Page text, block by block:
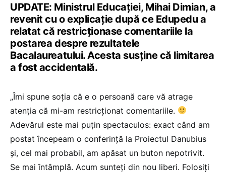
UPDATE: Ministrul Educației, Mihai Dimian, a
revenit cu o explicație după ce Edupedu a
relatat că restricționase comentariile la
postarea despre rezultatele
Bacalaureatului. Acesta susține că limitarea
a fost accidentală.
„Îmi spune soția că e o persoană care vă atrage
atenția că mi-am restricționat comentariile.
Adevărul este mai puțin spectaculos: exact când am
postat începeam o conferință la Proiectul Danubius
și, cel mai probabil, am apăsat un buton nepotrivit.
Se mai întâmplă. Acum sunteți din nou liberi. Folosiți